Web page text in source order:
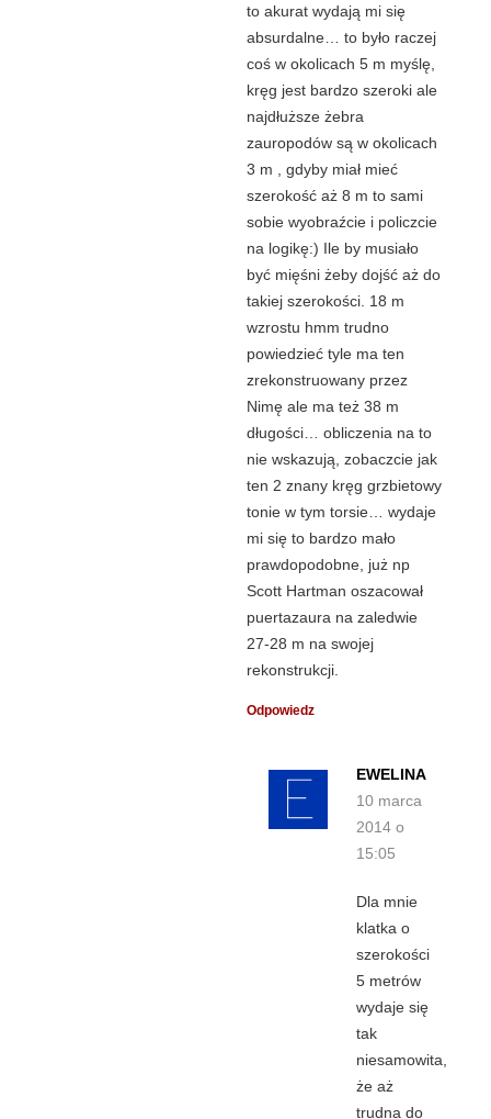
to akurat wydają mi się
absurdalne… to było raczej
coś w okolicach 5 m myślę,
kręg jest bardzo szeroki ale
najdłuższe żebra
zauropodów są w okolicach
3 m , gdyby miał mieć
szerokość aż 8 m to sami
sobie wyobraźcie i policzcie
na logikę:) Ile by musiało
być mięśni żeby dojść aż do
takiej szerokości. 18 m
wzrostu hmm trudno
powiedzieć tyle ma ten
zrekonstruowany przez
Nimę ale ma też 38 m
długości… obliczenia na to
nie wskazują, zobaczcie jak
ten 2 znany kręg grzbietowy
tonie w tym torsie… wydaje
mi się to bardzo mało
prawdopodobne, już np
Scott Hartman oszacował
puertazaura na zaledwie
27-28 m na swojej
rekonstrukcji.
Odpowiedz
EWELINA
10 marca
2014 o
15:05
Dla mnie
klatka o
szerokości
5 metrów
wydaje się
tak
niesamowita,
że aż
trudna do